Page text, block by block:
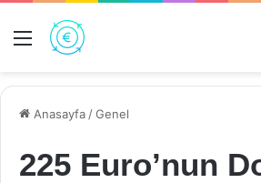
Menü
Anasayfa /Genel
225 Euro’nun